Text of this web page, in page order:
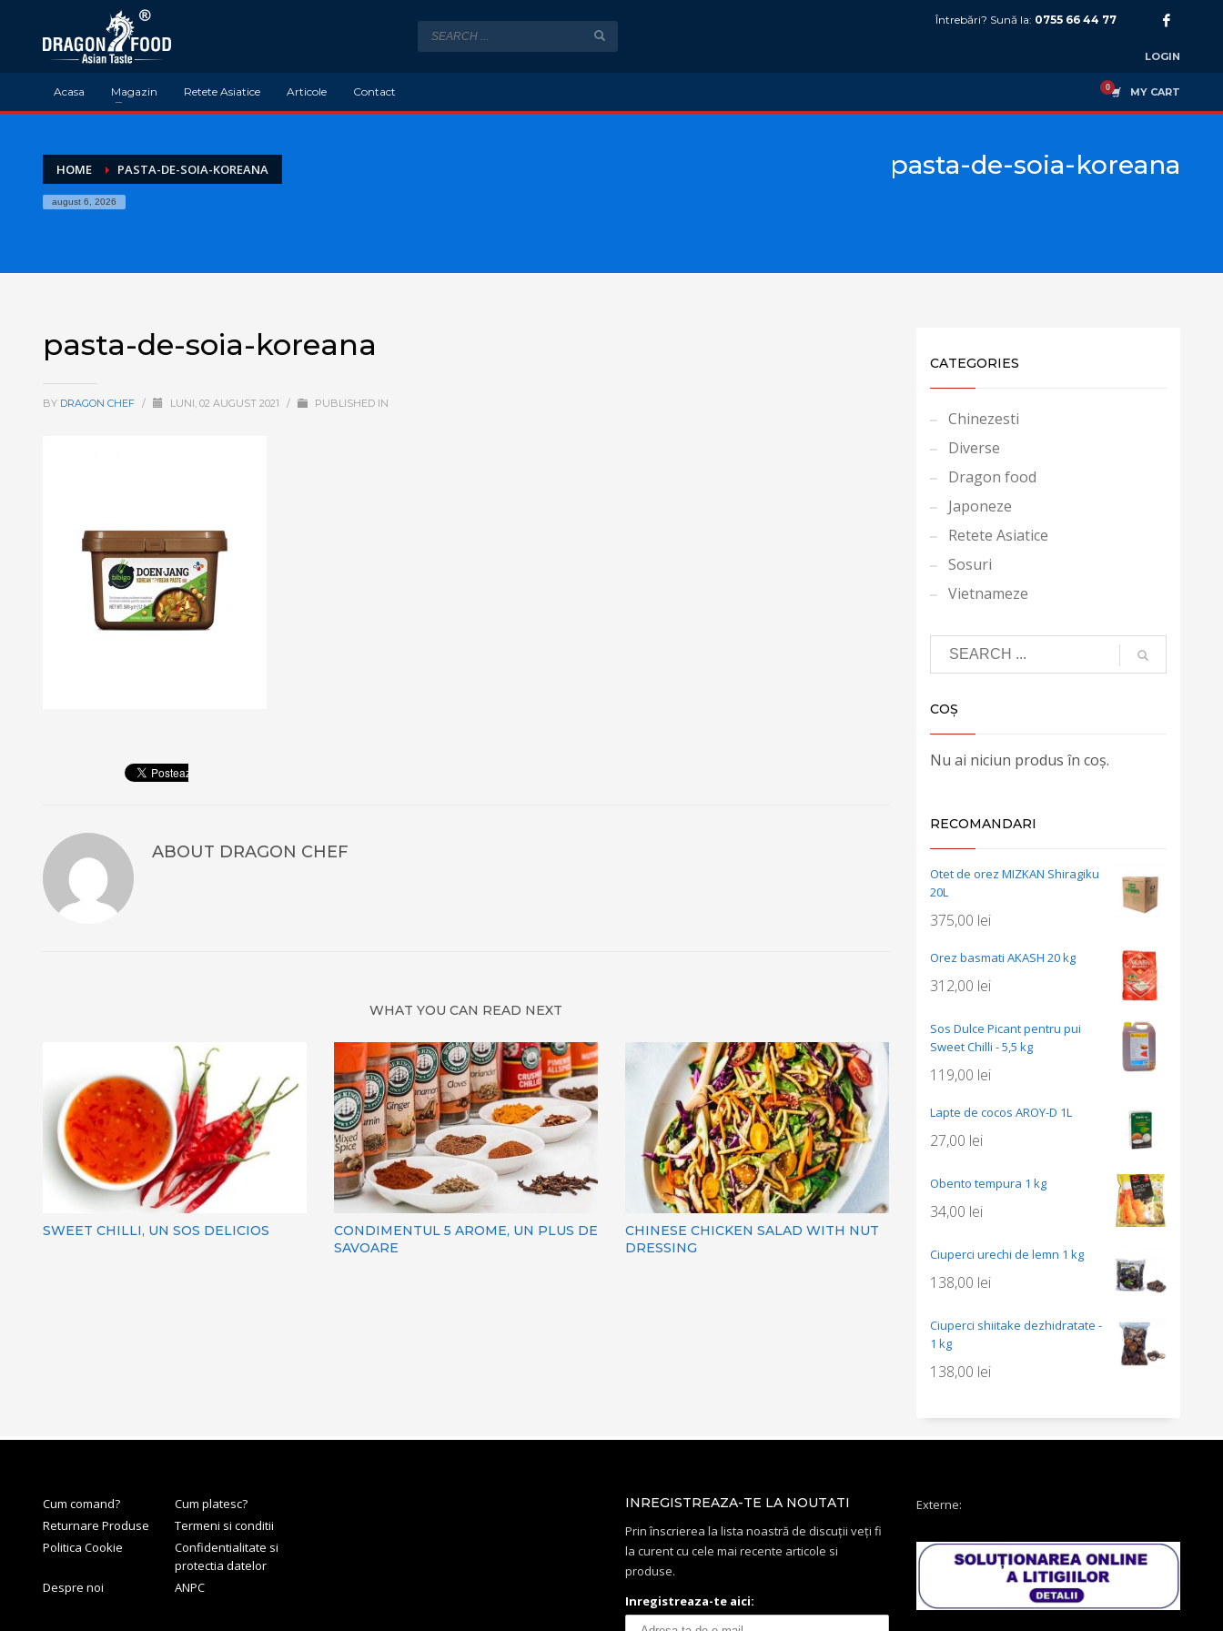
Întrebări? Sună la: 0755 66 44 77
LOGIN
Acasa Magazin Retete Asiatice Articole Contact MY CART
HOME PASTA-DE-SOIA-KOREANA
august 6, 2026
pasta-de-soia-koreana
pasta-de-soia-koreana
BY DRAGON CHEF / LUNI, 02 AUGUST 2021 / PUBLISHED IN
ABOUT DRAGON CHEF
WHAT YOU CAN READ NEXT
SWEET CHILLI, UN SOS DELICIOS
CONDIMENTUL 5 AROME, UN PLUS DE
SAVOARE
CHINESE CHICKEN SALAD WITH NUT
DRESSING
CATEGORIES
Chinezesti
Diverse
Dragon food
Japoneze
Retete Asiatice
Sosuri
Vietnameze
COȘ
Nu ai niciun produs în coș.
RECOMANDARI
Otet de orez MIZKAN Shiragiku
20L
375,00 lei
Orez basmati AKASH 20 kg
312,00 lei
Sos Dulce Picant pentru pui
Sweet Chilli - 5,5 kg
119,00 lei
Lapte de cocos AROY-D 1L
27,00 lei
Obento tempura 1 kg
34,00 lei
Ciuperci urechi de lemn 1 kg
138,00 lei
Ciuperci shiitake dezhidratate -
1 kg
138,00 lei
Cum comand?
Cum platesc?
Returnare Produse
Termeni si conditii
Politica Cookie
Confidentialitate si
protectia datelor
Despre noi
ANPC
INREGISTREAZA-TE LA NOUTATI
Prin înscrierea la lista noastră de discuții veți fi
la curent cu cele mai recente articole si
produse.
Inregistreaza-te aici:
Externe: